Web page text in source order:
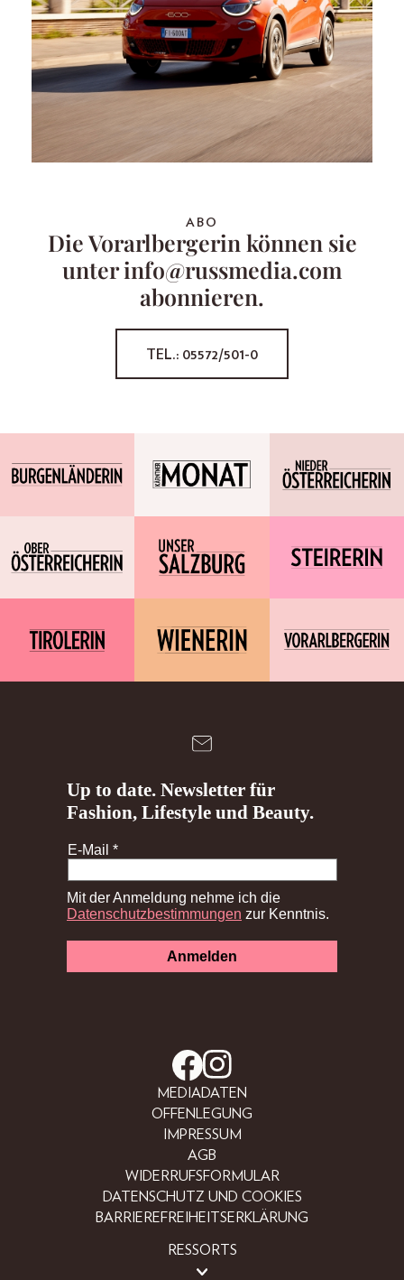
ABO
Die Vorarlbergerin können sie
unter info@russmedia.com
abonnieren.
TEL.: 05572/501-0
MEDIADATEN
OFFENLEGUNG
IMPRESSUM
AGB
WIDERRUFSFORMULAR
DATENSCHUTZ UND COOKIES
BARRIEREFREIHEITSERKLÄRUNG
RESSORTS